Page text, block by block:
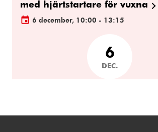
med hjärtstartare för vuxna
6 december, 10:00 - 13:15
6
DEC.